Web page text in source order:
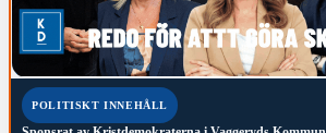
POLITISKT INNEHÅLL